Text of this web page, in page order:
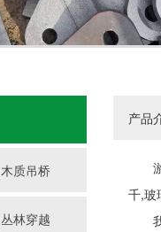
木质吊桥
丛林穿越
产品
千,玻